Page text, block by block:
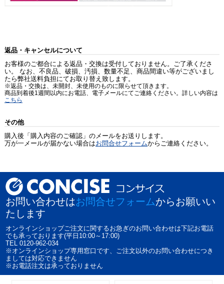
返品・キャンセルについて
お客様のご都合による返品・交換は受付しておりません。ご了承くださ
い。 なお、不良品、破損、汚損、数量不足、商品間違い等がございまし
たら弊社送料負担にてお取り替え致します。
※返品・交換は、未開封、未使用のものに限らせて頂きます。
商品到着後1週間以内にお電話、電子メールにてご連絡ください。詳しい内容は
こちら
その他
購入後「購入内容のご確認」のメールをお送りします。
万が一メールが届かない場合はお問合せフォームからご連絡ください。
お問い合わせはお問合せフォームからお願いい
たします
オンラインショップご注文に関するお急ぎのお問い合わせは下記お電話
でも承っております(平日10:00～17:00)
TEL 0120-962-034
※オンラインショップ専用窓口です、ご注文以外のお問い合わせにつき
ましては対応できません
※お電話注文は承っておりません